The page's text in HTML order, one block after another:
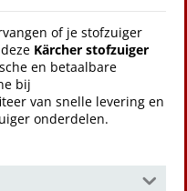
of je stofzuiger
Kärcher stofzuiger
en betaalbare
bij
van snelle levering en
onderdelen.